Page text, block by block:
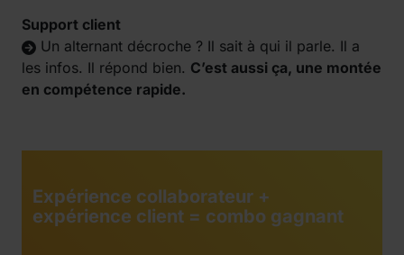
Support client
Un alternant décroche ? Il sait à qui il parle. Il a
les infos. Il répond bien. C’est aussi ça, une montée
en compétence rapide.
Expérience collaborateur +
expérience client = combo gagnant